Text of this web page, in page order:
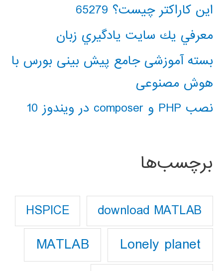
این کاراکتر چیست؟ 65279
معرفي يك سايت يادگيري زبان
بسته آموزشی جامع پیش بینی بورس با
هوش مصنوعی
نصب PHP و composer در ویندوز 10
برچسب‌ها
download MATLAB
HSPICE
Lonely planet
MATLAB